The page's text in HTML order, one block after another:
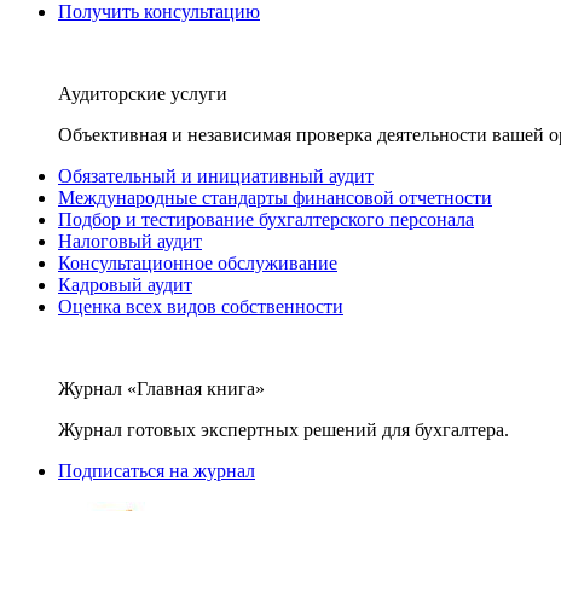
Получить консультацию
Аудиторские услуги
Объективная и независимая проверка деятельности вашей
Обязательный и инициативный аудит
Международные стандарты финансовой отчетности
Подбор и тестирование бухгалтерского персонала
Налоговый аудит
Консультационное обслуживание
Кадровый аудит
Оценка всех видов собственности
Журнал «Главная книга»
Журнал готовых экспертных решений для бухгалтера.
Подписаться на журнал